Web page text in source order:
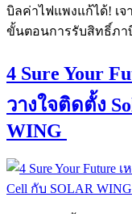
บิลค่าไฟแพงแก้ได้! เ
ขั้นตอนการรับสิทธิ์ภา
4 Sure Your
วางใจติดตั้ง
WING